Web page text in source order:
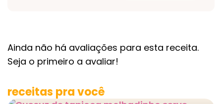
Ainda não há avaliações para esta receita.
Seja o primeiro a avaliar!
receitas pra você